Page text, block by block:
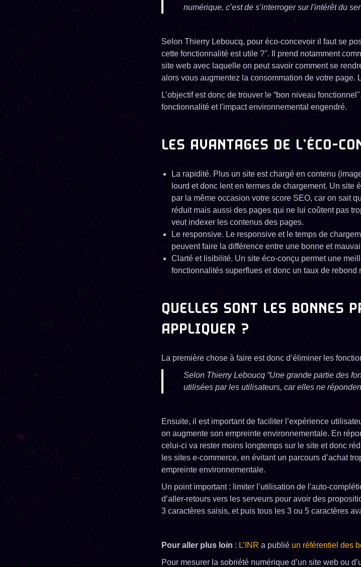
numérique, c’est de s’interroger sur l'intérêt du
Selon Thierry Leboucq, pour éco-concevoir il faut se
cette fonctionnalité est utile ?''. Il prend notamment
site web avec laquelle on peut savoir comment se
alors vous augmentez la consommation de votre page.
L’objectif est donc de trouver le “bon niveau
fonctionnalité et l'impact environnemental engendré.
LES AVANTAGES DE L’ÉCO-
La rapidité. Plus un site est chargé en contenu
lourd et donc lent en termes de chargement. Un site
par la même occasion votre score SEO, car on sait
réduit mais aussi des pages qui ne lui coûtent pas
veut indexer les contenus des pages.
Le responsive. Le responsive et le temps de
peuvent faire la différence entre une bonne et
Clarté et lisibilité. Un site éco-conçu permet une
fonctionnalités superflues et donc un taux de rebond
QUELLES SONT LES BONNES
APPLIQUER ?
La première chose à faire est donc d’éliminer les
Selon Thierry Leboucq “Une grande partie des
utilisées par les utilisateurs, car elles ne
Ensuite, il est important de faciliter l’expérience
on augmente son empreinte environnementale. En
celui-ci va rester moins longtemps sur le site et donc
les sites e-commerce, en évitant un parcours d’achat
empreinte environnementale.
Un point important : limiter l’utilisation de l'auto-
d’aller-retours vers les serveurs pour avoir des
3 caractères saisis, et puis tous les 3 ou 5 caractères
Pour aller plus loin : L’INRa publié un référentiel des
Pour mesurer la sobriété numérique d’un site web ou